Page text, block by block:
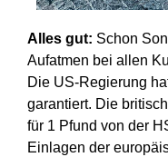
Alles gut: Schon
Aufatmen bei allen
Die US-Regierung
garantiert. Die
für 1 Pfund von der
Einlagen der